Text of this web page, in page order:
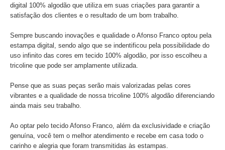
digital 100% algodão que utiliza em suas criações para garantir a
satisfação dos clientes e o resultado de um bom trabalho.
Sempre buscando inovações e qualidade o Afonso Franco optou pela
estampa digital, sendo algo que se indentificou pela possibilidade do
uso infinito das cores em tecido 100% algodão, por isso escolheu a
tricoline que pode ser amplamente utilizada.
Pense que as suas peças serão mais valorizadas pelas cores
vibrantes e a qualidade de nossa tricoline 100% algodão diferenciando
ainda mais seu trabalho.
Ao optar pelo tecido Afonso Franco, além da exclusividade e criação
genuína, você tem o melhor atendimento e recebe em casa todo o
carinho e alegria que foram transmitidas às estampas.